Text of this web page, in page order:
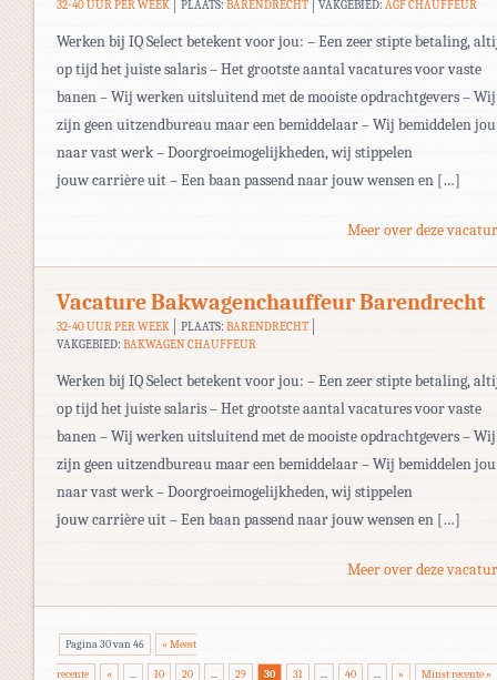
32-40 UUR PER WEEK PLAATS: BARENDRECHT VAKGEBIED:AGF CHAUFFEUR
Werken bij IQ Select betekent voor jou: – Een zeer stipte betaling,
op tijd het juiste salaris – Het grootste aantal vacatures voor vaste
banen – Wij werken uitsluitend met de mooiste opdrachtgevers – Wij
zijn geen uitzendbureau maar een bemiddelaar – Wij bemiddelen jou
naar vast werk – Doorgroeimogelijkheden, wij stippelen
jouw carrière uit – Een baan passend naar jouw wensen en […]
Meer over deze
Vacature Bakwagenchauffeur Barendrecht
32-40 UUR PER WEEK PLAATS: BARENDRECHT
VAKGEBIED: BAKWAGEN CHAUFFEUR
Werken bij IQ Select betekent voor jou: – Een zeer stipte betaling,
op tijd het juiste salaris – Het grootste aantal vacatures voor vaste
banen – Wij werken uitsluitend met de mooiste opdrachtgevers – Wij
zijn geen uitzendbureau maar een bemiddelaar – Wij bemiddelen jou
naar vast werk – Doorgroeimogelijkheden, wij stippelen
jouw carrière uit – Een baan passend naar jouw wensen en […]
Meer over deze
Pagina 30 van 46 « Meest
recente « ... 10 20 ... 29 30 31 ... 40 ... » Minst recente »